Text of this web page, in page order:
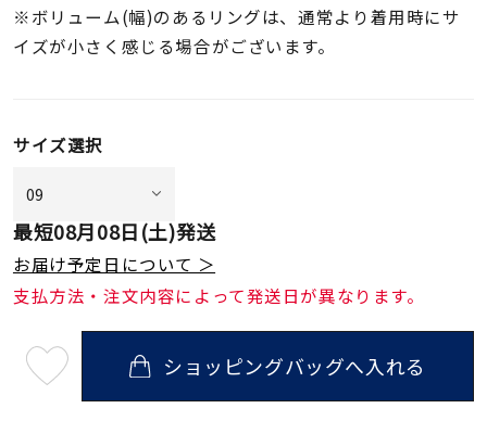
メンズ
価格
在庫 在庫ありのみ
※ボリューム(幅)のあるリングは、通常より着用時にサ
イズが小さく感じる場合がございます。
サイズ選択
最短08月08日(土)発送
お届け予定日について ＞
支払方法・注文内容によって発送日が異なります。
08
ショッピングバッグへ入れる